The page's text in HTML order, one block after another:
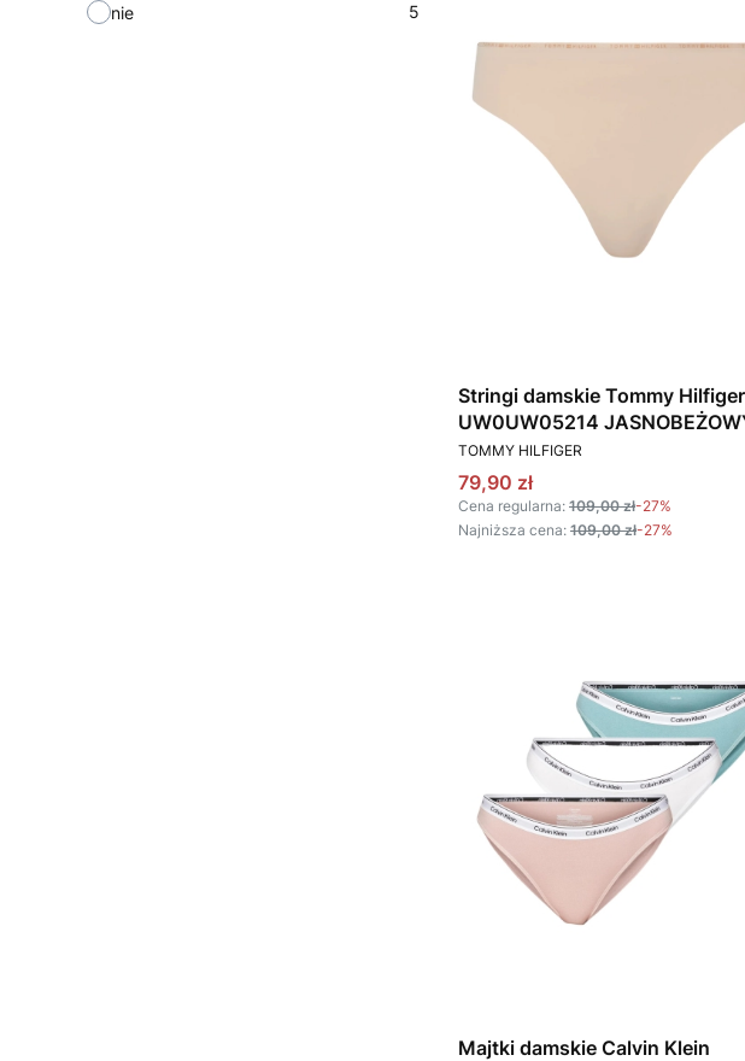
nie 5
Stringi damskie Tommy Hilfiger
UW0UW05214
PRODUCENT
TOMMY HILFIGER
Cena promocyjna
79,90 zł
Cena regularna: 109,00 zł-27%
Najniższa cena: 109,00 zł-27%
Majtki damskie Calvin Klein